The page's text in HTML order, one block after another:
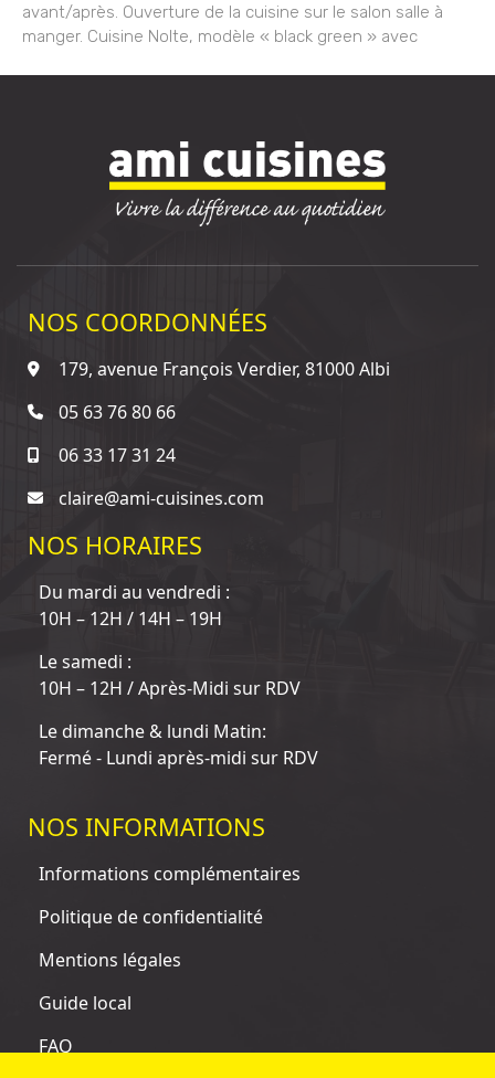
avant/après. Ouverture de la cuisine sur le salon salle à
manger. Cuisine Nolte, modèle « black green » avec
NOS COORDONNÉES
179, avenue François Verdier, 81000 Albi
05 63 76 80 66
06 33 17 31 24
claire@ami-cuisines.com
NOS HORAIRES
Du mardi au vendredi :
10H – 12H / 14H – 19H
Le samedi :
10H – 12H / Après-Midi sur RDV
Le dimanche & lundi Matin:
Fermé - Lundi après-midi sur RDV
NOS INFORMATIONS
Informations complémentaires
Politique de confidentialité
Mentions légales
Guide local
FAQ